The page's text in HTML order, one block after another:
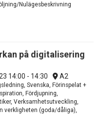
Nulägesbeskrivning
på digitalisering
14:00 - 14:30 A2
Svenska, Förinspelat +
Fördjupning,
Verksamhetsutveckling,
verkligheten (goda/dåliga),